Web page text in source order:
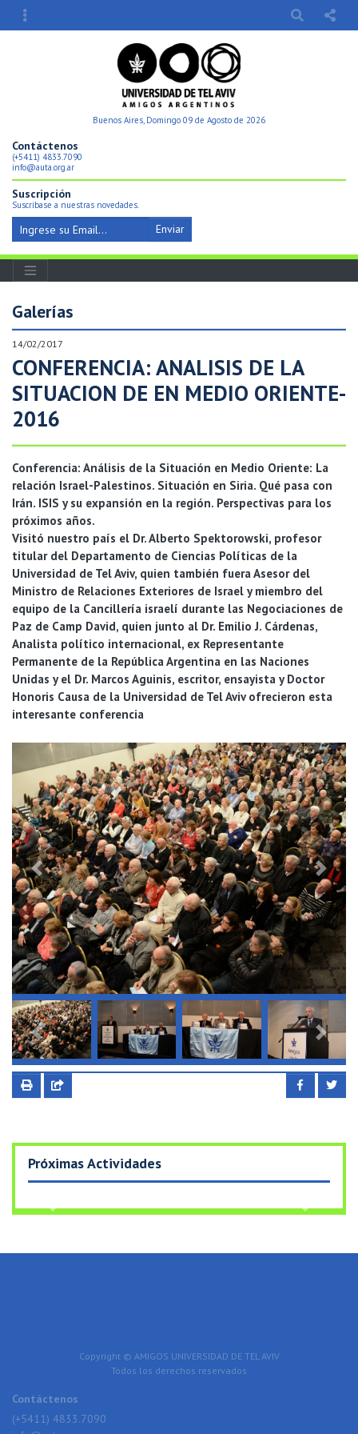
Buenos Aires, Domingo 09 de Agosto de 2026
Contáctenos
(+5411) 4833.7090
info@auta.org.ar
Suscripción
Suscríbase a nuestras novedades.
Enviar
Galerí­as
14/02/2017
CONFERENCIA: ANALISIS DE LA
SITUACION DE EN MEDIO ORIENTE-
2016
Conferencia: Análisis de la Situación en Medio Oriente: La
relación Israel-Palestinos. Situación en Siria. Qué pasa con
Irán. ISIS y su expansión en la región. Perspectivas para los
próximos años.
Visitó nuestro país el Dr. Alberto Spektorowski, profesor
titular del Departamento de Ciencias Políticas de la
Universidad de Tel Aviv, quien también fuera Asesor del
Ministro de Relaciones Exteriores de Israel y miembro del
equipo de la Cancillería israelí durante las Negociaciones de
Paz de Camp David, quien junto al Dr. Emilio J. Cárdenas,
Analista político internacional, ex Representante
Permanente de la República Argentina en las Naciones
Unidas y el Dr. Marcos Aguinis, escritor, ensayista y Doctor
Honoris Causa de la Universidad de Tel Aviv ofrecieron esta
interesante conferencia
Previous Next
Previous Next
Próximas Actividades
Previous Next
Contáctenos
(+5411) 4833.7090
Copyright © AMIGOS UNIVERSIDAD DE TEL AVIV
Todos los derechos reservados